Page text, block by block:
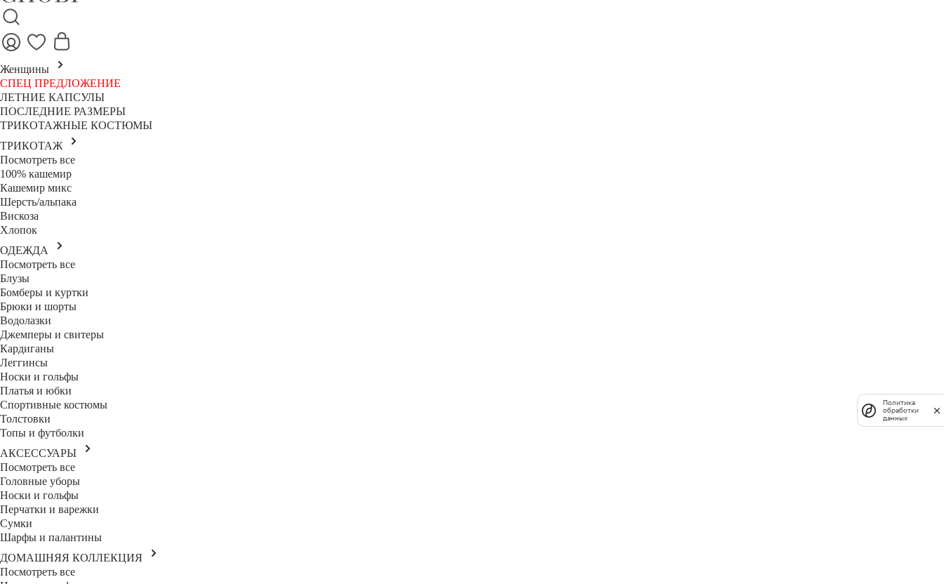
Женщины
СПЕЦ ПРЕДЛОЖЕНИЕ
ЛЕТНИЕ КАПСУЛЫ
ПОСЛЕДНИЕ РАЗМЕРЫ
ТРИКОТАЖНЫЕ КОСТЮМЫ
ТРИКОТАЖ
Посмотреть все
100% кашемир
Кашемир микс
Шерсть/альпака
Вискоза
Хлопок
ОДЕЖДА
Посмотреть все
Блузы
Бомберы и куртки
Брюки и шорты
Водолазки
Джемперы и свитеры
Кардиганы
Леггинсы
Носки и гольфы
Платья и юбки
Спортивные костюмы
Толстовки
Топы и футболки
АКСЕССУАРЫ
Посмотреть все
Головные уборы
Носки и гольфы
Перчатки и варежки
Сумки
Шарфы и палантины
ДОМАШНЯЯ КОЛЛЕКЦИЯ
Посмотреть все
Политика
обработки
данных